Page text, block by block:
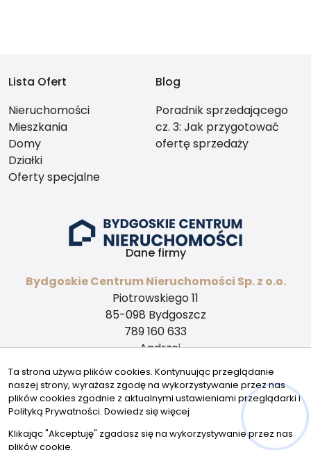
Lista Ofert
Nieruchomości
Mieszkania
Domy
Działki
Oferty specjalne
Blog
Poradnik sprzedającego
cz. 3: Jak przygotować
ofertę sprzedaży
Dane firmy
Bydgoskie Centrum Nieruchomości Sp. z o.o.
Piotrowskiego 11
85-098 Bydgoszcz
789 160 633
- Andrzej
518 433 124
- Karolina
Znajdziesz nas tu:
Ta strona używa plików cookies. Kontynuując przeglądanie
naszej strony, wyrażasz zgodę na wykorzystywanie przez nas
plików cookies zgodnie z aktualnymi ustawieniami przeglądarki i
Polityką Prywatności. Dowiedz się więcej
Klikając "Akceptuję" zgadasz się na wykorzystywanie przez nas
plików cookie.